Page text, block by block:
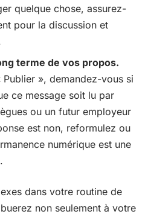
quelque chose, assurez-
pour la discussion et
terme de vos propos.
», demandez-vous si
ce message soit lu par
ou un futur employeur
est non, reformulez ou
numérique est une
dans votre routine de
non seulement à votre